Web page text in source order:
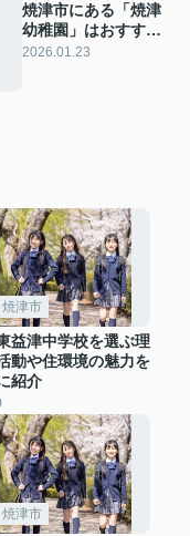
焼津市にある「焼津
幼稚園」はおすす
め？特徴や安心して
2026.01.23
焼津市
益津中学校を選ぶ理
動や住環境の魅力を
紹介
焼津市